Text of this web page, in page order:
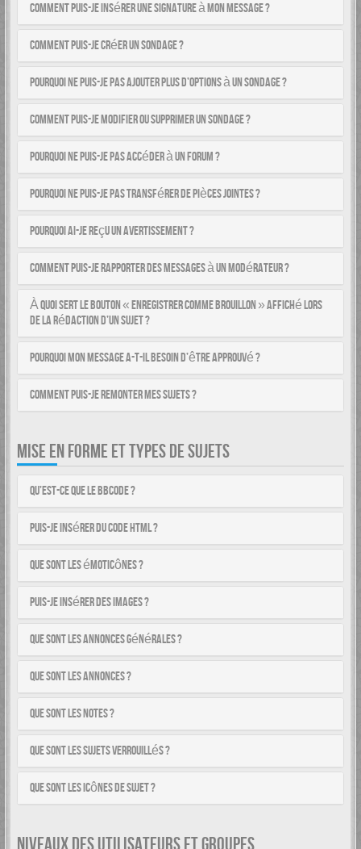
Comment puis-je insérer une signature à mon message ?
Comment puis-je créer un sondage ?
Pourquoi ne puis-je pas ajouter plus d’options à un sondage ?
Comment puis-je modifier ou supprimer un sondage ?
Pourquoi ne puis-je pas accéder à un forum ?
Pourquoi ne puis-je pas transférer de pièces jointes ?
Pourquoi ai-je reçu un avertissement ?
Comment puis-je rapporter des messages à un modérateur ?
À quoi sert le bouton « Enregistrer comme brouillon » affiché lors
de la rédaction d’un sujet ?
Pourquoi mon message a-t-il besoin d’être approuvé ?
Comment puis-je remonter mes sujets ?
MISE EN FORME ET TYPES DE SUJETS
Qu’est-ce que le BBCode ?
Puis-je insérer du code HTML ?
Que sont les émoticônes ?
Puis-je insérer des images ?
Que sont les annonces générales ?
Que sont les annonces ?
Que sont les notes ?
Que sont les sujets verrouillés ?
Que sont les icônes de sujet ?